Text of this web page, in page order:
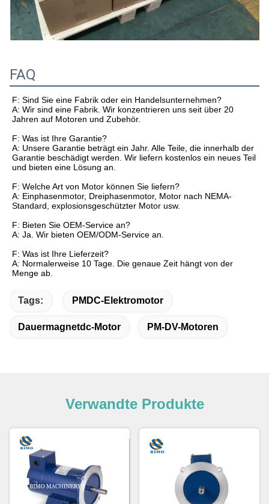
FAQ
F: Sind Sie eine Fabrik oder ein Handelsunternehmen?
A: Wir sind eine Fabrik. Wir konzentrieren uns seit über 20
Jahren auf Motoren und Zubehör.
F: Was ist Ihre Garantie?
A: Unsere Garantie beträgt ein Jahr. Alle Teile, die innerhalb der
Garantie beschädigt werden. Wir liefern kostenlos ein neues Teil
und bieten eine Lösung an.
F: Welche Art von Motor können Sie liefern?
A: Einphasenmotor, Dreiphasenmotor, Motor nach NEMA-
Standard, explosionsgeschützter Motor usw.
F: Bieten Sie OEM-Service an?
A: Ja. Wir bieten OEM/ODM-Service an.
F: Was ist Ihre Lieferzeit?
A: Normalerweise 10 Tage. Die genaue Zeit hängt von der
Menge ab.
Tags: PMDC-Elektromotor
Dauermagnetdc-Motor PM-DV-Motoren
Verwandte Produkte